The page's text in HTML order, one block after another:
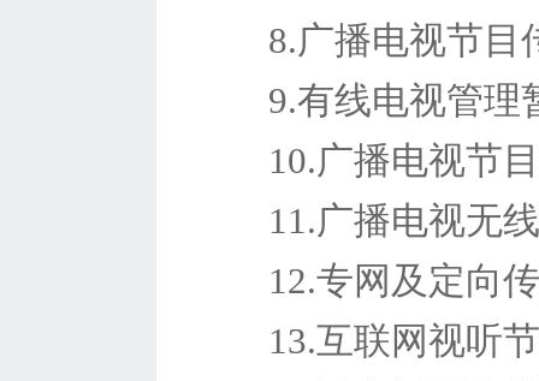
8.广播电视节目
9.有线电视管理
10.广播电视节
11.广播电视无
12.专网及定向
13.互联网视听